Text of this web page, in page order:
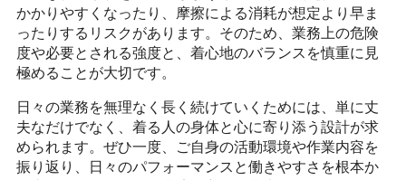
かかりやすくなったり、摩擦による消耗が想定より早ま
ったりするリスクがあります。そのため、業務上の危険
度や必要とされる強度と、着心地のバランスを慎重に見
極めることが大切です。
日々の業務を無理なく長く続けていくためには、単に丈
夫なだけでなく、着る人の身体と心に寄り添う設計が求
められます。ぜひ一度、ご自身の活動環境や作業内容を
振り返り、日々のパフォーマンスと働きやすさを根本か